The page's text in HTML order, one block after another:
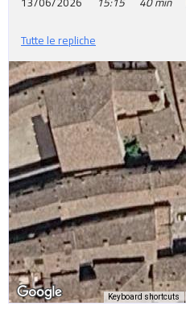
Tutte le repliche
Keyboard shortcuts